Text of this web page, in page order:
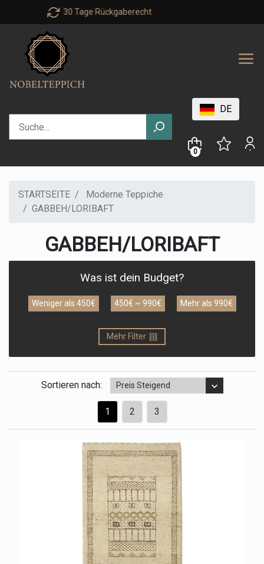
Personal advice : +49 40 303 999 71
DE
0
STARTSEITE
Moderne Teppiche
GABBEH/LORIBAFT
GABBEH/LORIBAFT
Was ist dein Budget?
Weniger als 450€ 450€ ~ 990€ Mehr als 990€
Mehr Filter
Sortieren nach: Preis Steigend
1 2 3